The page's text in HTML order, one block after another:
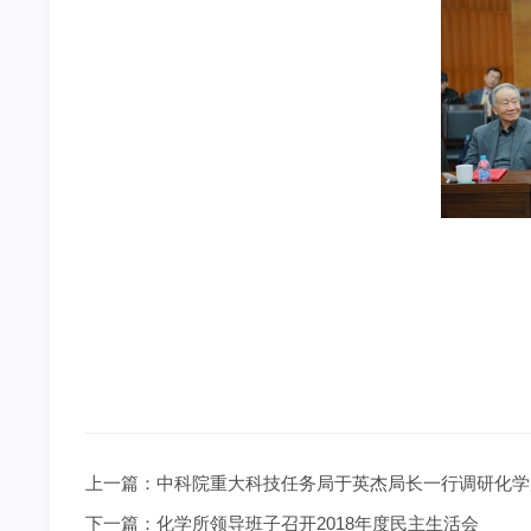
上一篇： 中科院重大科技任务局于英杰局长一行调研化
下一篇： 化学所领导班子召开2018年度民主生活会